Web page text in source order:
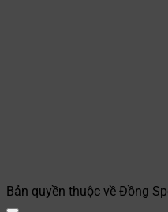
Bản quyền thuộc về Đồng